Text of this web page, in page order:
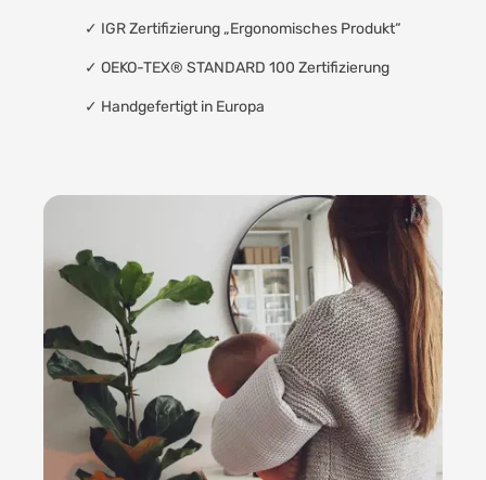
✓ IGR Zertifizierung „Ergonomisches Produkt“
✓ OEKO-TEX® STANDARD 100 Zertifizierung
✓ Handgefertigt in Europa